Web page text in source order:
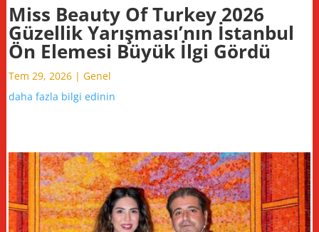
Miss Beauty Of Turkey 2026
Güzellik Yarışması’nın İstanbul
Ön Elemesi Büyük İlgi Gördü
Tem 29, 2026 | Genel
daha fazla bilgi edinin